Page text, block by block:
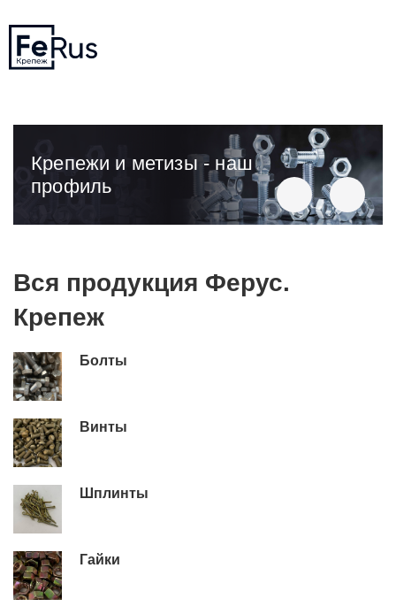
Крепежи и метизы - наш
профиль
Вся продукция Ферус.
Крепеж
Болты
Винты
Шплинты
Гайки